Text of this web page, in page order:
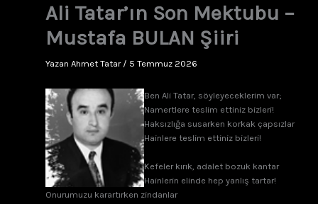
Ali Tatar’ın Son Mektubu –
Mustafa BULAN Şiiri
Yazan Ahmet Tatar / 5 Temmuz 2026
Ben Ali Tatar, söyleyeceklerim var;
Namertlere teslim ettiniz bizleri!
Haksızlığa susarken korkak çapsızlar
Hainlere teslim ettiniz bizleri!
Kefeler kırık, adalet bozuk kantar
Hainlerin elinde hep yanlış tartar!
Onurumuzu karartırken zindanlar